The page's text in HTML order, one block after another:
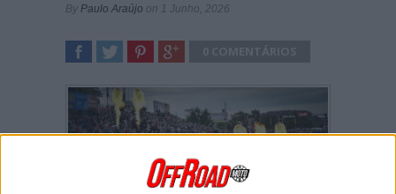
By Paulo Araújo on 1 Junho, 2026